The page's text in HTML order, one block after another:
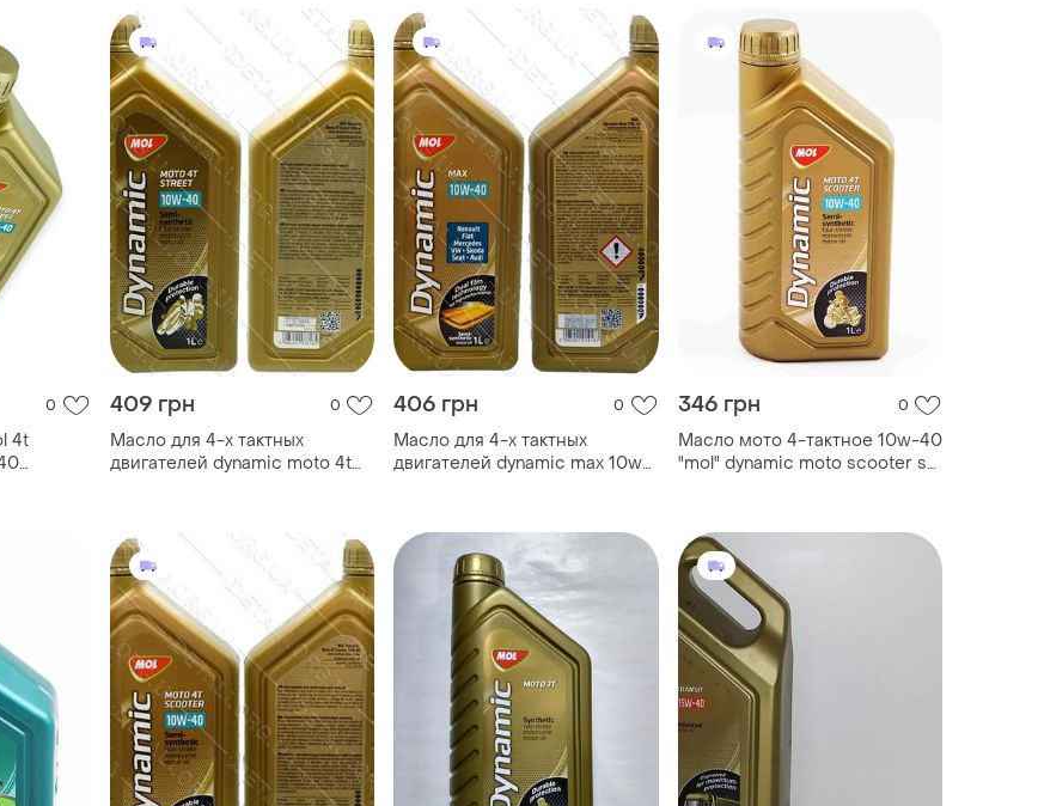
0
4t
409 грн 0
Масло для 4-х тактных
двигателей dynamic moto 4t
406 грн 0
Масло для 4-х тактных
двигателей dynamic max 10w-
346 грн 0
Масло мото 4-тактное 10w-40
"mol" dynamic moto scooter sg